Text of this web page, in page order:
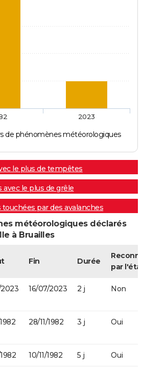
de phénomènes météorologiques
2023
le plus de tempêtes
avec le plus de grêle
touchées par des avalanches
météorologiques déclarés
à Bruailles
Fin Durée
par
16/07/2023 2 j Non
28/11/1982 3 j Oui
10/11/1982 5 j Oui